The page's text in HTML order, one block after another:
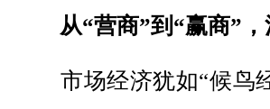
从“营商”到“赢商”
市场经济犹如“候鸟